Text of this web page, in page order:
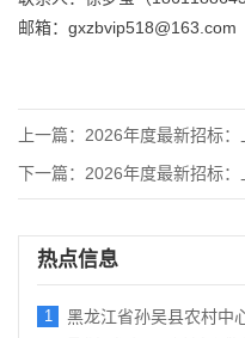
邮箱：gxzbvip518@163.com
上一篇： 2026年度最新招标：上海
下一篇： 2026年度最新招标：上
热点信息
1 黑龙江省孙吴县农村中